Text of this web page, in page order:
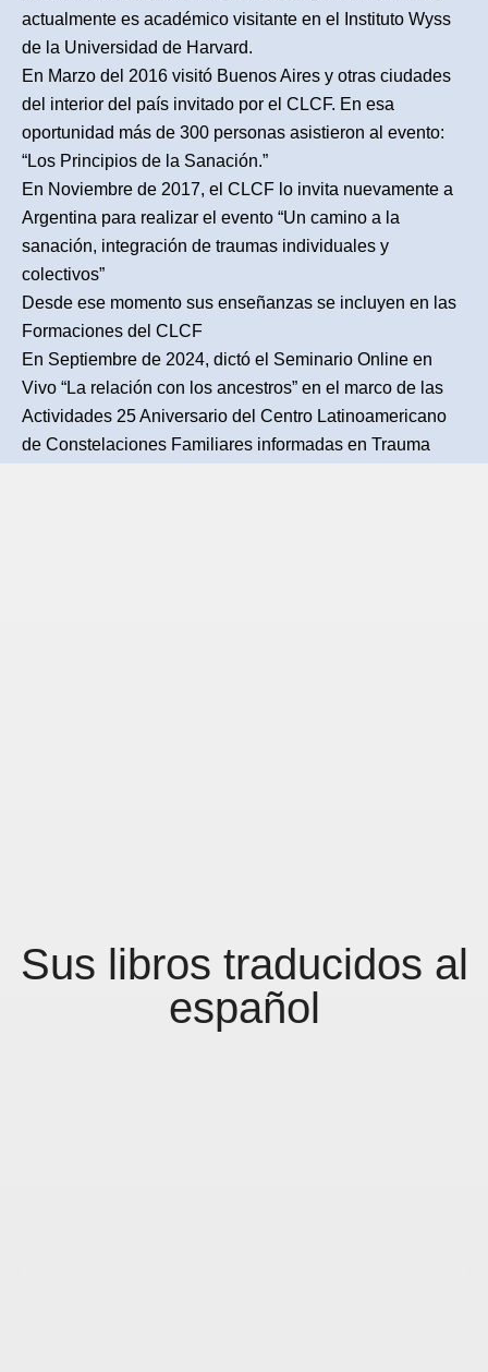
actualmente es académico visitante en el Instituto Wyss
de la Universidad de Harvard.
En Marzo del 2016 visitó Buenos Aires y otras ciudades
del interior del país invitado por el CLCF. En esa
oportunidad más de 300 personas asistieron al evento:
“Los Principios de la Sanación.”
En Noviembre de 2017, el CLCF lo invita nuevamente a
Argentina para realizar el evento “Un camino a la
sanación, integración de traumas individuales y
colectivos”
Desde ese momento sus enseñanzas se incluyen en las
Formaciones del CLCF
En Septiembre de 2024, dictó el Seminario Online en
Vivo “La relación con los ancestros” en el marco de las
Actividades 25 Aniversario del Centro Latinoamericano
de Constelaciones Familiares informadas en Trauma
Más Información
Sus libros traducidos al
español